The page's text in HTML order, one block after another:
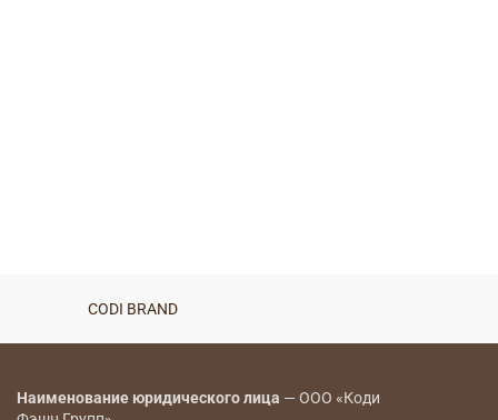
CODI BRAND
Наименование юридического лица — ООО «Коди